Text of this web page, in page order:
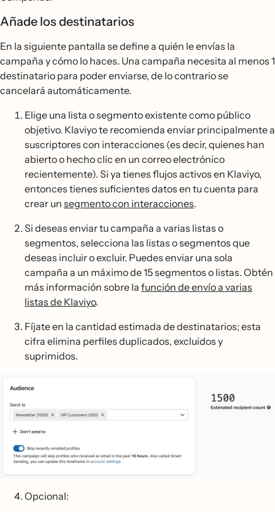
Añade los destinatarios
En la siguiente pantalla se define a quién le envías la
campaña y cómo lo haces. Una campaña necesita al menos 1
destinatario para poder enviarse, de lo contrario se
cancelará automáticamente.
Elige una lista o segmento existente como público
objetivo. Klaviyo te recomienda enviar principalmente a
suscriptores con interacciones (es decir, quienes han
abierto o hecho clic en un correo electrónico
recientemente). Si ya tienes flujos activos en Klaviyo,
entonces tienes suficientes datos en tu cuenta para
crear un segmento con interacciones.
Si deseas enviar tu campaña a varias listas o
segmentos, selecciona las listas o segmentos que
deseas incluir o excluir. Puedes enviar una sola
campaña a un máximo de 15 segmentos o listas. Obtén
más información sobre la función de envío a varias
listas de Klaviyo.
Fíjate en la cantidad estimada de destinatarios; esta
cifra elimina perfiles duplicados, excluidos y
suprimidos.
Opcional: